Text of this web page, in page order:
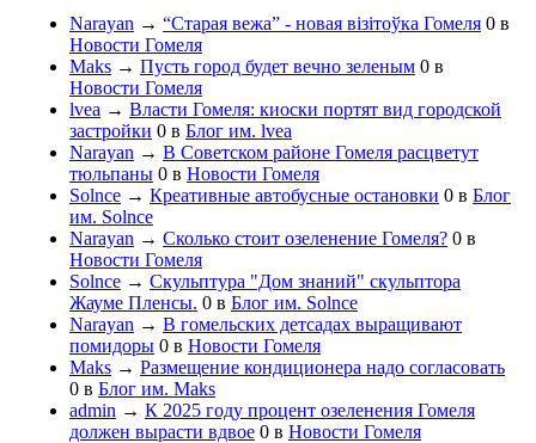
Narayan → “Старая вежа” - новая візітоўка Гомеля 0 в
Новости Гомеля
Maks → Пусть город будет вечно зеленым 0 в
Новости Гомеля
lvea → Власти Гомеля: киоски портят вид городской
застройки 0 в Блог им. lvea
Narayan → В Советском районе Гомеля расцветут
тюльпаны 0 в Новости Гомеля
Solnce → Креативные автобусные остановки 0 в Блог
им. Solnce
Narayan → Сколько стоит озеленение Гомеля? 0 в
Новости Гомеля
Solnce → Скульптура "Дом знаний" скульптора
Жауме Пленсы. 0 в Блог им. Solnce
Narayan → В гомельских детсадах выращивают
помидоры 0 в Новости Гомеля
Maks → Размещение кондиционера надо согласовать
0 в Блог им. Maks
admin → К 2025 году процент озеленения Гомеля
должен вырасти вдвое 0 в Новости Гомеля